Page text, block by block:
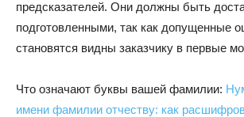
предсказателей. Они должны быть
подготовленными, так как допущенные
становятся видны заказчику в первые
Что означают буквы вашей фамилии:
имени фамилии отчеству: как